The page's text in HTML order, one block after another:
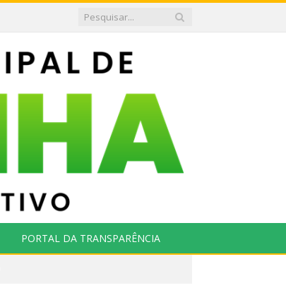
PORTAL DA TRANSPARÊNCIA